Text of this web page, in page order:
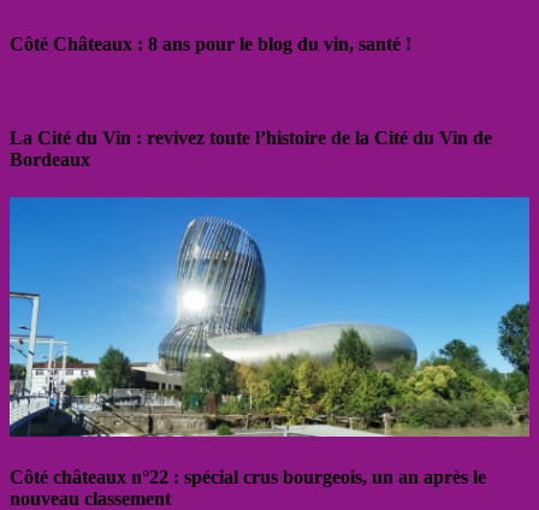
Côté Châteaux : 8 ans pour le blog du vin, santé !
La Cité du Vin : revivez toute l’histoire de la Cité du Vin de
Bordeaux
Côté châteaux n°22 : spécial crus bourgeois, un an après le
nouveau classement